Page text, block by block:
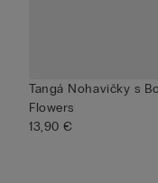
Tangá Nohavičky s
Flowers
13,90 €